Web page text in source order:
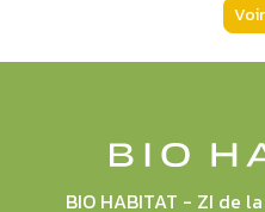
BIO HABITAT - ZI de